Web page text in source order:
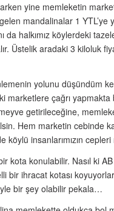
yine memleketin
mandalinalar 1 YTL’ye
da halkımız köylerdeki
Üstelik aradaki 3 kiloluk
yolunu düşündüm
marketlere çağrı
getirileceğine,
Hem marketin cebinde
köylü insanlarımızın
kota konulabilir. Nasıl ki
bir ihracat kotası
bir şey olabilir pekala…